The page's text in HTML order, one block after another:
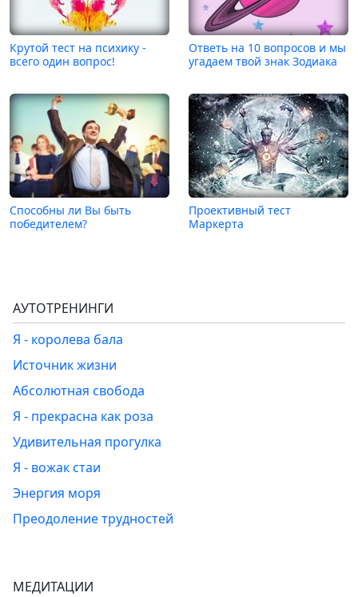
Крутой тест на психику -
всего один вопрос!
Ответь на 10 вопросов и мы
угадаем твой знак Зодиака
Способны ли Вы быть
победителем?
Проективный тест
Маркерта
АУТОТРЕНИНГИ
Я - королева бала
Источник жизни
Абсолютная свобода
Я - прекрасна как роза
Удивительная прогулка
Я - вожак стаи
Энергия моря
Преодоление трудностей
МЕДИТАЦИИ